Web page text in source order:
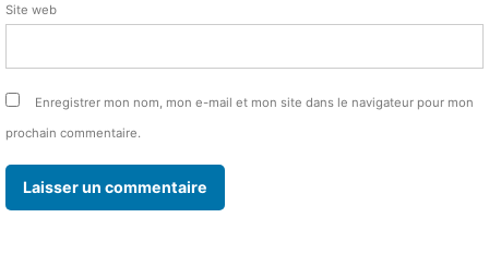
Site web
Enregistrer mon nom, mon e-mail et mon site dans le navigateur pour mon
prochain commentaire.